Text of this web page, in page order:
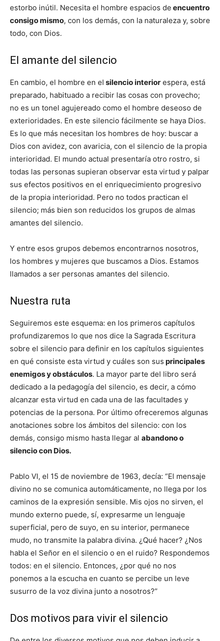
estorbo inútil. Necesita el hombre espacios de encuentro
consigo mismo, con los demás, con la naturaleza y, sobre
todo, con Dios.
El amante del silencio
En cambio, el hombre en el silencio interior espera, está
preparado, habituado a recibir las cosas con provecho;
no es un tonel agujereado como el hombre deseoso de
exterioridades. En este silencio fácilmente se haya Dios.
Es lo que más necesitan los hombres de hoy: buscar a
Dios con avidez, con avaricia, con el silencio de la propia
interioridad. El mundo actual presentaría otro rostro, si
todas las personas supieran observar esta virtud y palpar
sus efectos positivos en el enriquecimiento progresivo
de la propia interioridad. Pero no todos practican el
silencio; más bien son reducidos los grupos de almas
amantes del silencio.
Y entre esos grupos debemos encontrarnos nosotros,
los hombres y mujeres que buscamos a Dios. Estamos
llamados a ser personas amantes del silencio.
Nuestra ruta
Seguiremos este esquema: en los primeros capítulos
profundizaremos lo que nos dice la Sagrada Escritura
sobre el silencio para definir en los capítulos siguientes
en qué consiste esta virtud y cuáles son sus principales
enemigos y obstáculos. La mayor parte del libro será
dedicado a la pedagogía del silencio, es decir, a cómo
alcanzar esta virtud en cada una de las facultades y
potencias de la persona. Por último ofreceremos algunas
anotaciones sobre los ámbitos del silencio: con los
demás, consigo mismo hasta llegar al abandono o
silencio con Dios.
Pablo VI, el 15 de noviembre de 1963, decía: “El mensaje
divino no se comunica automáticamente, no llega por los
caminos de la expresión sensible. Mis ojos no sirven, el
mundo externo puede, sí, expresarme un lenguaje
superficial, pero de suyo, en su interior, permanece
mudo, no transmite la palabra divina. ¿Qué hacer? ¿Nos
habla el Señor en el silencio o en el ruido? Respondemos
todos: en el silencio. Entonces, ¿por qué no nos
ponemos a la escucha en cuanto se percibe un leve
susurro de la voz divina junto a nosotros?”
Dos motivos para vivir el silencio